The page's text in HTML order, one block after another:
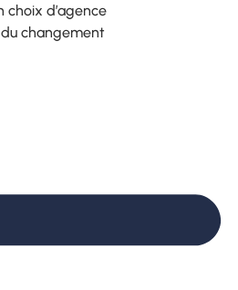
choix d’agence
changement